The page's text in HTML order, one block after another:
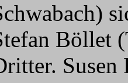
Böllet
Susen